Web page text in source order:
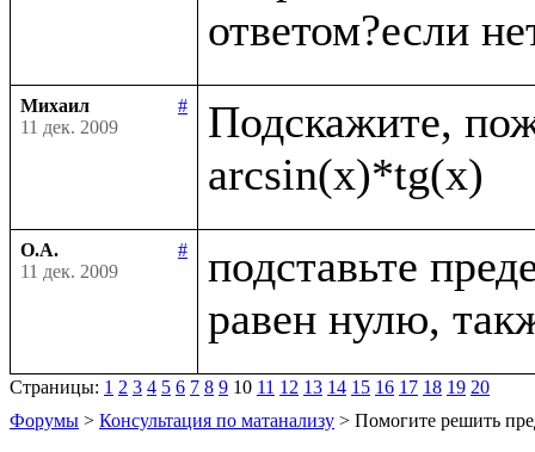
Михаил
#
11 дек. 2009
Подскажите,
О.А.
#
11 дек. 2009
подставьте
Страницы: 1 2 3 4 5 6 7 8 9 10 11 12 13 14 15 16 17 18 19 20
Форумы > Консультация по матанализу > Помогите решить